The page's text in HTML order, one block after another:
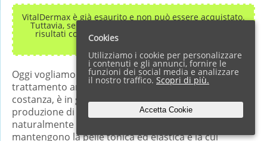
VitalDermax è già esaurito e non può essere acquistato.
Tuttavia, se hai bisogno di una crema di qualità con
risultati comprovati. Vedi la migliore alternativa –
RevitaNaturalis
Oggi vogliamo invece presentarvi una innovativo
trattamento antirughe notte che se applicato con
costanza, è in grado in sole 4 settimane di stimolare la
produzione di collagene ed elastina, due sostanze
naturalmente prodotte dall’organismo che
mantengono la pelle tonica ed elastica e la cui
Cookies
Utilizziamo i cookie per personalizzare
i contenuti e gli annunci, fornire le
funzioni dei social media e analizzare
il nostro traffico. Scopri di più.
Accetta Cookie